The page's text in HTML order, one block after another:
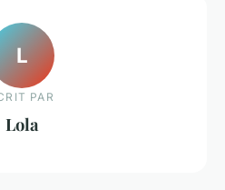
L
PAR
Lola